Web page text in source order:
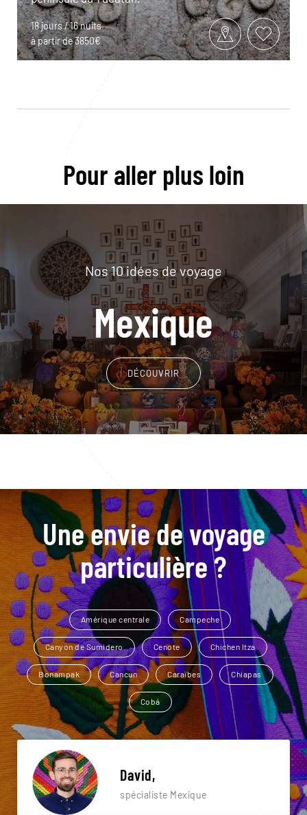
18 jours / 16 nuits
à partir de 3850€
Pour aller plus loin
Nos 10 idées de voyage
Mexique
DÉCOUVRIR
Une envie de voyage
particulière ?
Amérique centrale Campeche
Canyon de Sumidero Cenote Chichen Itza
Bonampak Cancun Caraïbes Chiapas
Cobá
David,
spécialiste Mexique